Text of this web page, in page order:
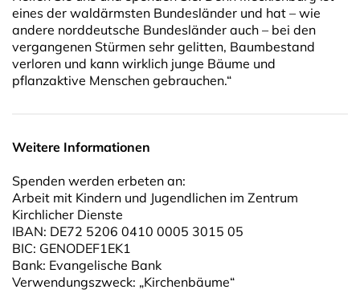
eines der waldärmsten Bundesländer und hat – wie
andere norddeutsche Bundesländer auch – bei den
vergangenen Stürmen sehr gelitten, Baumbestand
verloren und kann wirklich junge Bäume und
pflanzaktive Menschen gebrauchen.“
Weitere Informationen
Spenden werden erbeten an:
Arbeit mit Kindern und Jugendlichen im Zentrum
Kirchlicher Dienste
IBAN: DE72 5206 0410 0005 3015 05
BIC: GENODEF1EK1
Bank: Evangelische Bank
Verwendungszweck: „Kirchenbäume“